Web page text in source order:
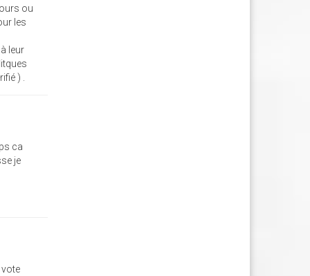
ou
les
leur
) .
ca
je